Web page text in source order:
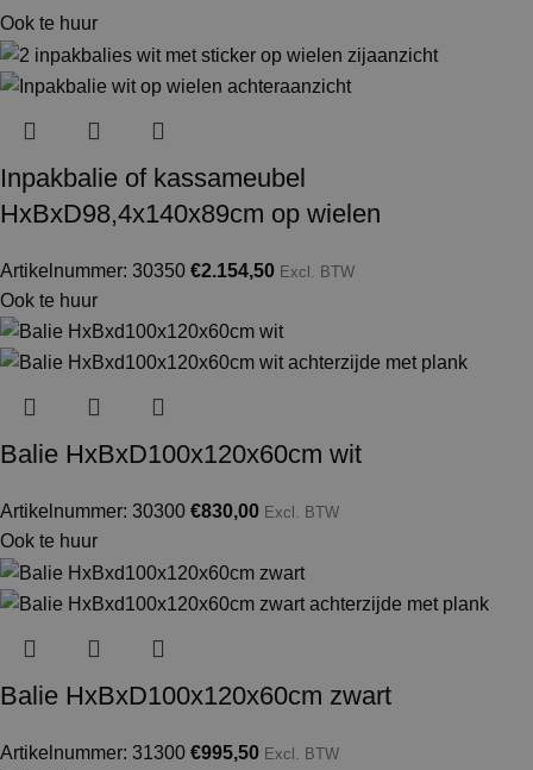
Ook te huur
Inpakbalie of kassameubel
HxBxD98,4x140x89cm op wielen
Artikelnummer: 30350 €2.154,50 Excl. BTW
Ook te huur
Balie HxBxD100x120x60cm wit
Artikelnummer: 30300 €830,00 Excl. BTW
Ook te huur
Balie HxBxD100x120x60cm zwart
Artikelnummer: 31300 €995,50 Excl. BTW